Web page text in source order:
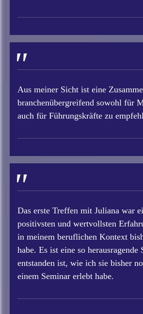
"
Aus meiner Sicht ist eine
branchenübergreifend sowohl für
auch für Führungskräfte zu
"
Das erste Treffen mit Juliana war
positivsten und wertvollsten
in meinem beruflichen Kontext
habe. Es ist eine so herausragende
entstanden ist, wie ich sie bisher
einem Seminar erlebt habe.